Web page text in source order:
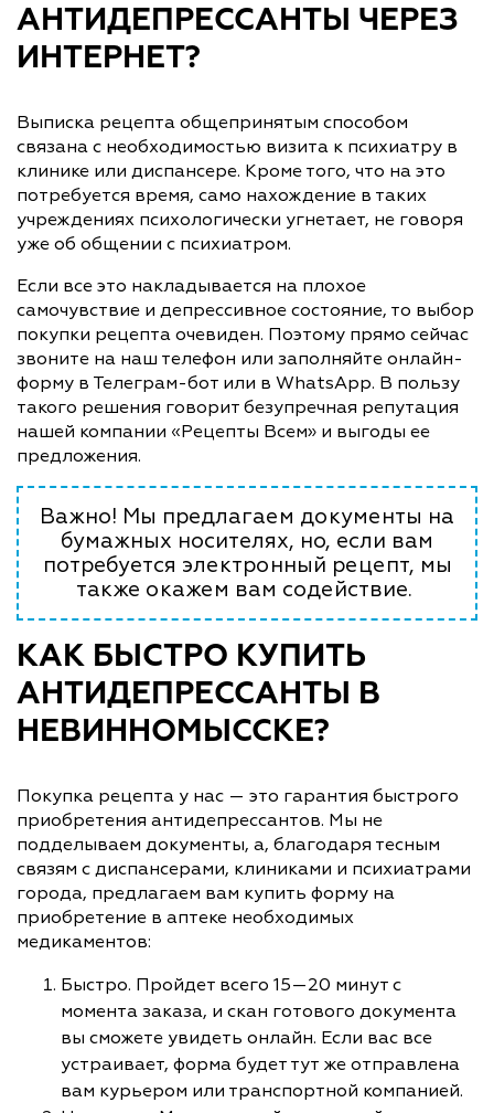
АНТИДЕПРЕССАНТЫ ЧЕРЕЗ
ИНТЕРНЕТ?
Выписка рецепта общепринятым способом
связана с необходимостью визита к психиатру в
клинике или диспансере. Кроме того, что на это
потребуется время, само нахождение в таких
учреждениях психологически угнетает, не говоря
уже об общении с психиатром.
Если все это накладывается на плохое
самочувствие и депрессивное состояние, то выбор
покупки рецепта очевиден. Поэтому прямо сейчас
звоните на наш телефон или заполняйте онлайн-
форму в Телеграм-бот или в WhatsApp. В пользу
такого решения говорит безупречная репутация
нашей компании «Рецепты Всем» и выгоды ее
предложения.
Важно! Мы предлагаем документы на
бумажных носителях, но, если вам
потребуется электронный рецепт, мы
также окажем вам содействие.
КАК БЫСТРО КУПИТЬ
АНТИДЕПРЕССАНТЫ В
НЕВИННОМЫССКЕ?
Покупка рецепта у нас — это гарантия быстрого
приобретения антидепрессантов. Мы не
подделываем документы, а, благодаря тесным
связям с диспансерами, клиниками и психиатрами
города, предлагаем вам купить форму на
приобретение в аптеке необходимых
медикаментов:
Быстро. Пройдет всего 15—20 минут с
момента заказа, и скан готового документа
вы сможете увидеть онлайн. Если вас все
устраивает, форма будет тут же отправлена
вам курьером или транспортной компанией.